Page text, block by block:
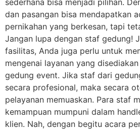
sederhana bisa menjadi pilihan.
dan pasangan bisa mendapatkan
pernikahan yang berkesan, tapi
Jangan lupa dengan staf gedung!
fasilitas, Anda juga perlu untuk
mengenai layanan yang
gedung event. Jika staf dari
secara profesional, maka secara
pelayanan memuaskan. Para staf
kemampuan mumpuni dalam
klien. Nah, dengan begitu acara